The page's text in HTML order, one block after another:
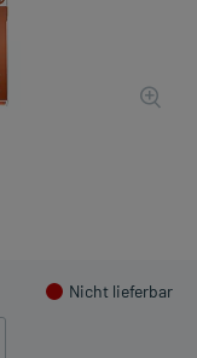
Nicht lieferbar